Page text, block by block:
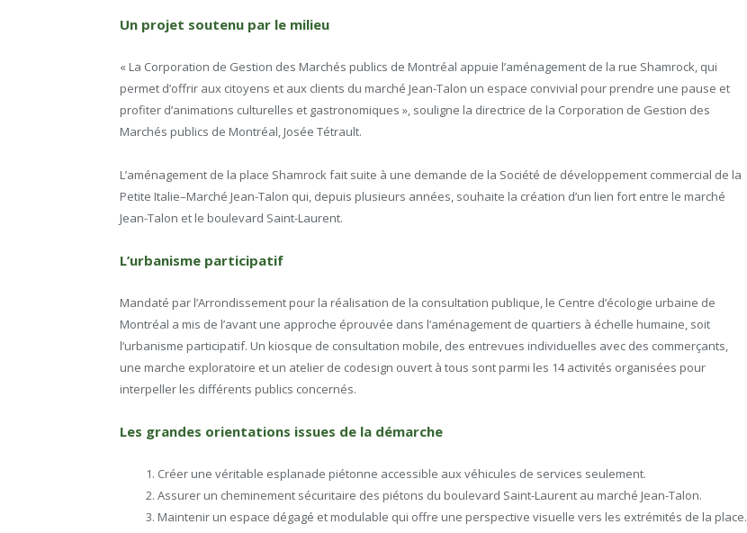
Un projet soutenu par le milieu
« La Corporation de Gestion des Marchés publics de Montréal appuie l’aménagement de la rue Shamrock, qui
permet d’offrir aux citoyens et aux clients du marché Jean-Talon un espace convivial pour prendre une pause et
profiter d’animations culturelles et gastronomiques », souligne la directrice de la Corporation de Gestion des
Marchés publics de Montréal, Josée Tétrault.
L’aménagement de la place Shamrock fait suite à une demande de la Société de développement commercial de la
Petite Italie–Marché Jean-Talon qui, depuis plusieurs années, souhaite la création d’un lien fort entre le marché
Jean-Talon et le boulevard Saint-Laurent.
L’urbanisme participatif
Mandaté par l’Arrondissement pour la réalisation de la consultation publique, le Centre d’écologie urbaine de
Montréal a mis de l’avant une approche éprouvée dans l’aménagement de quartiers à échelle humaine, soit
l’urbanisme participatif. Un kiosque de consultation mobile, des entrevues individuelles avec des commerçants,
une marche exploratoire et un atelier de codesign ouvert à tous sont parmi les 14 activités organisées pour
interpeller les différents publics concernés.
Les grandes orientations issues de la démarche
Créer une véritable esplanade piétonne accessible aux véhicules de services seulement.
Assurer un cheminement sécuritaire des piétons du boulevard Saint-Laurent au marché Jean-Talon.
Maintenir un espace dégagé et modulable qui offre une perspective visuelle vers les extrémités de la place.